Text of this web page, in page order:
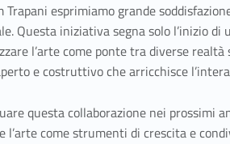
Trapani esprimiamo grande
Questa iniziativa segna solo l’inizio di
l’arte come ponte tra diverse realtà
e costruttivo che arricchisce
questa collaborazione nei prossimi
l’arte come strumenti di crescita e